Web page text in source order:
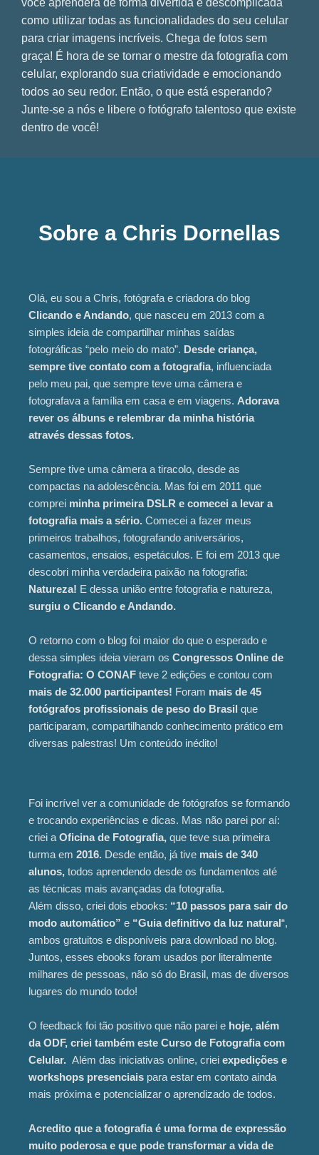
como utilizar todas as funcionalidades do seu celular
para criar imagens incríveis. Chega de fotos sem
graça! É hora de se tornar o mestre da fotografia com
celular, explorando sua criatividade e emocionando
todos ao seu redor. Então, o que está esperando?
Junte-se a nós e libere o fotógrafo talentoso que existe
dentro de você!
Sobre a Chris Dornellas
Olá, eu sou a Chris, fotógrafa e criadora do blog
Clicando e Andando, que nasceu em 2013 com a
simples ideia de compartilhar minhas saídas
fotográficas “pelo meio do mato”. Desde criança,
sempre tive contato com a fotografia, influenciada
pelo meu pai, que sempre teve uma câmera e
fotografava a família em casa e em viagens. Adorava
rever os álbuns e relembrar da minha história
através dessas fotos.
Sempre tive uma câmera a tiracolo, desde as
compactas na adolescência. Mas foi em 2011 que
comprei minha primeira DSLR e comecei a levar a
fotografia mais a sério. Comecei a fazer meus
primeiros trabalhos, fotografando aniversários,
casamentos, ensaios, espetáculos. E foi em 2013 que
descobri minha verdadeira paixão na fotografia:
Natureza! E dessa união entre fotografia e natureza,
surgiu o Clicando e Andando.
O retorno com o blog foi maior do que o esperado e
dessa simples ideia vieram os Congressos Online de
Fotografia: O CONAF teve 2 edições e contou com
mais de 32.000 participantes! Foram mais de 45
fotógrafos profissionais de peso do Brasil que
participaram, compartilhando conhecimento prático em
diversas palestras! Um conteúdo inédito!
Foi incrível ver a comunidade de fotógrafos se formando
e trocando experiências e dicas. Mas não parei por aí:
criei a Oficina de Fotografia, que teve sua primeira
turma em 2016. Desde então, já tive mais de 340
alunos, todos aprendendo desde os fundamentos até
as técnicas mais avançadas da fotografia.
Além disso, criei dois ebooks: “10 passos para sair do
modo automático” e “Guia definitivo da luz natural“,
ambos gratuitos e disponíveis para download no blog.
Juntos, esses ebooks foram usados por literalmente
milhares de pessoas, não só do Brasil, mas de diversos
lugares do mundo todo!
O feedback foi tão positivo que não parei e hoje, além
da ODF, criei também este Curso de Fotografia com
Celular. Além das iniciativas online, criei expedições e
workshops presenciais para estar em contato ainda
mais próxima e potencializar o aprendizado de todos.
Acredito que a fotografia é uma forma de expressão
muito poderosa e que pode transformar a vida de